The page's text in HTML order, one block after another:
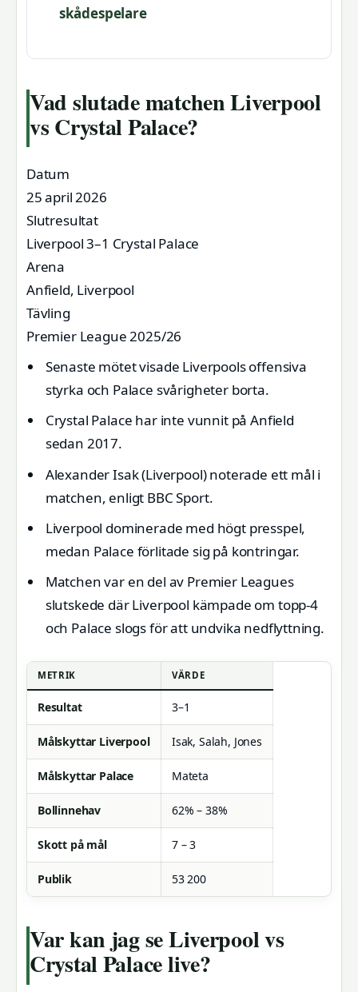
skådespelare
Vad slutade matchen Liverpool
vs Crystal Palace?
Datum
25 april 2026
Slutresultat
Liverpool 3–1 Crystal Palace
Arena
Anfield, Liverpool
Tävling
Premier League 2025/26
Senaste mötet visade Liverpools offensiva
styrka och Palace svårigheter borta.
Crystal Palace har inte vunnit på Anfield
sedan 2017.
Alexander Isak (Liverpool) noterade ett mål i
matchen, enligt BBC Sport.
Liverpool dominerade med högt presspel,
medan Palace förlitade sig på kontringar.
Matchen var en del av Premier Leagues
slutskede där Liverpool kämpade om topp‑4
och Palace slogs för att undvika nedflyttning.
METRIK VÄRDE
Resultat 3–1
Målskyttar Liverpool Isak, Salah, Jones
Målskyttar Palace Mateta
Bollinnehav 62% – 38%
Skott på mål 7 – 3
Publik 53 200
Var kan jag se Liverpool vs
Crystal Palace live?